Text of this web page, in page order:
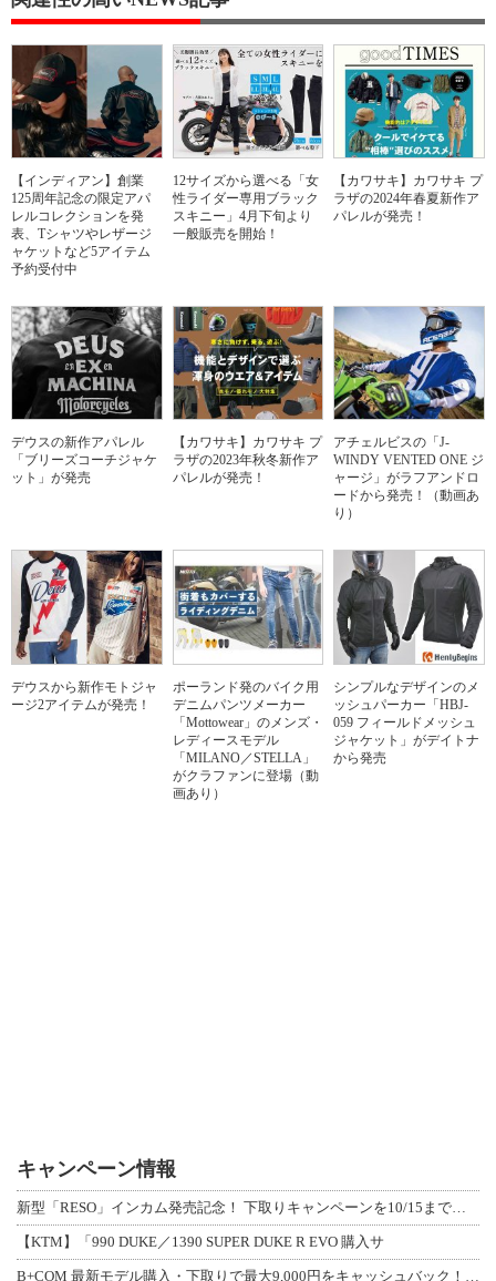
【インディアン】創業
125周年記念の限定アパ
レルコレクションを発
表、Tシャツやレザージ
ャケットなど5アイテム
予約受付中
12サイズから選べる「女
性ライダー専用ブラック
スキニー」4月下旬より
一般販売を開始！
【カワサキ】カワサキ プ
ラザの2024年春夏新作ア
パレルが発売！
デウスの新作アパレル
「ブリーズコーチジャケ
ット」が発売
【カワサキ】カワサキ プ
ラザの2023年秋冬新作ア
パレルが発売！
アチェルビスの「J-
WINDY VENTED ONE ジ
ャージ」がラフアンドロ
ードから発売！（動画あ
り）
デウスから新作モトジャ
ージ2アイテムが発売！
ポーランド発のバイク用
デニムパンツメーカー
「Mottowear」のメンズ・
レディースモデル
「MILANO／STELLA」
がクラファンに登場（動
画あり）
シンプルなデザインのメ
ッシュパーカー「HBJ-
059 フィールドメッシュ
ジャケット」がデイトナ
から発売
キャンペーン情報
【KTM】「990 DUKE／1390 SUPER DUKE R EVO 購入サ